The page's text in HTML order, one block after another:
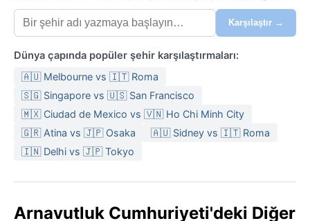
Karşılaştır →
Dünya çapında popüler şehir karşılaştırmaları:
🇦🇺 Melbourne vs 🇮🇹 Roma
🇸🇬 Singapore vs 🇺🇸 San Francisco
🇲🇽 Ciudad de Mexico vs 🇻🇳 Ho Chi Minh City
🇬🇷 Atina vs 🇯🇵 Osaka
🇦🇺 Sidney vs 🇮🇹 Roma
🇮🇳 Delhi vs 🇯🇵 Tokyo
Arnavutluk Cumhuriyeti'deki Diğer